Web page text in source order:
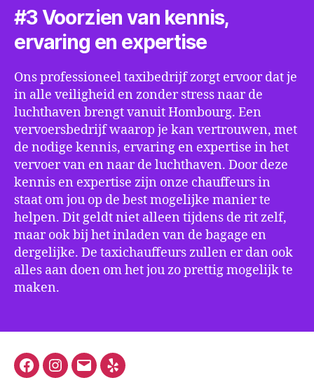
#3 Voorzien van kennis,
ervaring en expertise
Ons professioneel taxibedrijf zorgt ervoor dat je
in alle veiligheid en zonder stress naar de
luchthaven brengt vanuit Hombourg. Een
vervoersbedrijf waarop je kan vertrouwen, met
de nodige kennis, ervaring en expertise in het
vervoer van en naar de luchthaven. Door deze
kennis en expertise zijn onze chauffeurs in
staat om jou op de best mogelijke manier te
helpen. Dit geldt niet alleen tijdens de rit zelf,
maar ook bij het inladen van de bagage en
dergelijke. De taxichauffeurs zullen er dan ook
alles aan doen om het jou zo prettig mogelijk te
maken.
FacebookInstagram
E-
Yelp